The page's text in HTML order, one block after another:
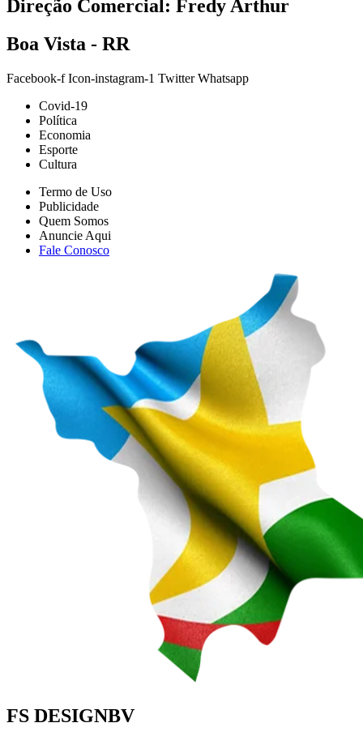
Direção Comercial: Fredy Arthur
Boa Vista - RR
Facebook-f Icon-instagram-1 Twitter Whatsapp
Covid-19
Política
Economia
Esporte
Cultura
Termo de Uso
Publicidade
Quem Somos
Anuncie Aqui
Fale Conosco
FS DESIGNBV